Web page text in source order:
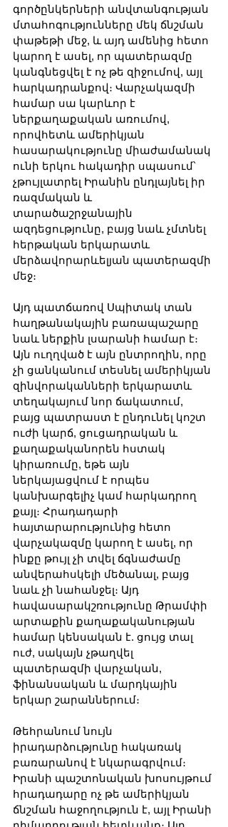
գործընկերների անվտանգության
մտահոգությունները մեկ ճնշման
փաթեթի մեջ, և այդ ամենից հետո
կարող է ասել, որ պատերազմը
կանգնեցվել է ոչ թե զիջումով, այլ
հարկադրանքով։ Վարչակազմի
համար սա կարևոր է
ներքաղաքական առումով,
որովհետև ամերիկյան
հասարակությունը միաժամանակ
ունի երկու հակադիր սպասում՝
չթույլատրել Իրանին ընդլայնել իր
ռազմական և
տարածաշրջանային
ազդեցությունը, բայց նաև չմտնել
հերթական երկարատև
մերձավորարևելյան պատերազմի
մեջ։
Այդ պատճառով Սպիտակ տան
հաղթանակային բառապաշարը
նաև ներքին լսարանի համար է։
Այն ուղղված է այն ընտրողին, որը
չի ցանկանում տեսնել ամերիկյան
զինվորականների երկարատև
տեղակայում նոր ճակատում,
բայց պատրաստ է ընդունել կոշտ
ուժի կարճ, ցուցադրական և
քաղաքականորեն հստակ
կիրառումը, եթե այն
ներկայացվում է որպես
կանխարգելիչ կամ հարկադրող
քայլ։ Հրադադարի
հայտարարությունից հետո
վարչակազմը կարող է ասել, որ
ինքը թույլ չի տվել ճգնաժամը
անվերահսկելի մեծանալ, բայց
նաև չի նահանջել։ Այդ
հավասարակշռությունը Թրամփի
արտաքին քաղաքականության
համար կենսական է. ցույց տալ
ուժ, սակայն չթաղվել
պատերազմի վարչական,
ֆինանսական և մարդկային
երկար շարաններում։
Թեհրանում նույն
իրադարձությունը հակառակ
բառարանով է նկարագրվում։
Իրանի պաշտոնական խոսույթում
հրադադարը ոչ թե ամերիկյան
ճնշման հաջողություն է, այլ Իրանի